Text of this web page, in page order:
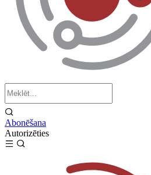
Abonēšana
Autorizēties